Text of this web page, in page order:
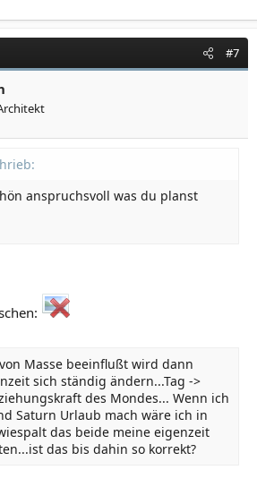
#7
anspruchsvoll was du planst
Masse beeinflußt wird dann
sich ständig ändern...Tag ->
des Mondes... Wenn ich
Saturn Urlaub mach wäre ich in
das beide meine eigenzeit
das bis dahin so korrekt?